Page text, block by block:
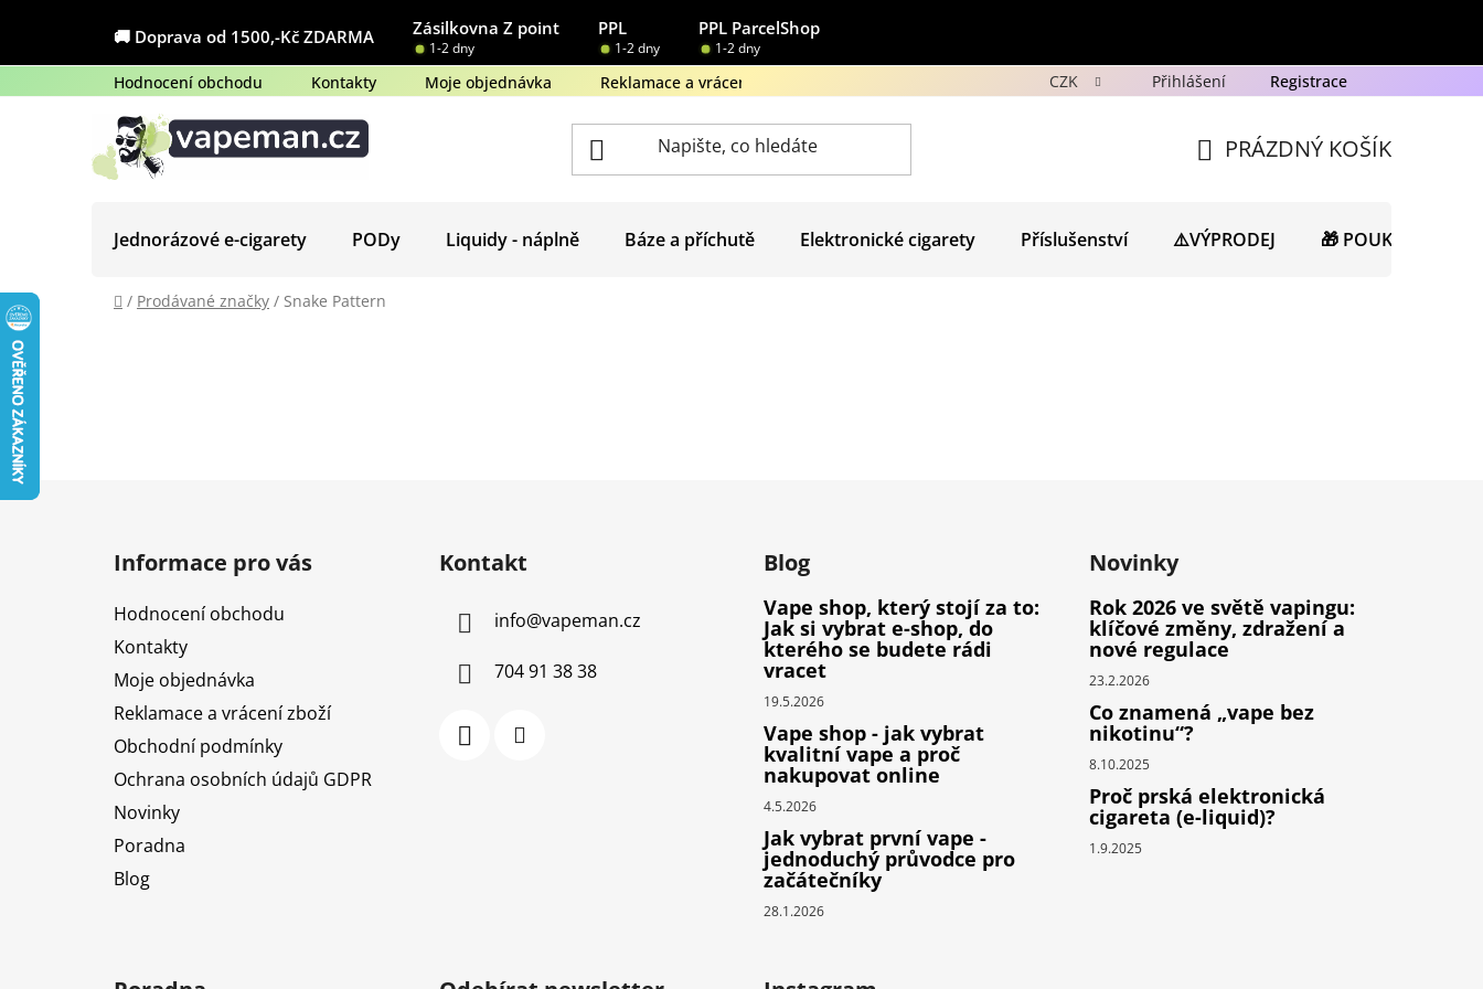
obsah
🚚 Doprava od 1500,-Kč ZDARMA Zásilkovna Z point PPL PPL ParcelShop
1-2 dny 1-2 dny 1-2 dny
Hodnocení obchodu Kontakty Moje objednávka Reklamace a vrácení zboží Ochrana osobních údajů GDPR Novinky
CZK Přihlášení Registrace
KOŠÍK
PRÁZDNÝ KOŠÍK
Jednorázové e-cigarety PODy Liquidy - náplně Báze a příchutě Elektronické cigarety Příslušenství ⚠️VÝPRODEJ 🎁 POUKAZY
Domů
/ Prodávané značky / Snake Pattern
Informace pro vás
Hodnocení obchodu
Kontakty
Moje objednávka
Reklamace a vrácení zboží
Obchodní podmínky
Ochrana osobních údajů GDPR
Novinky
Poradna
Blog
Kontakt
info@vapeman.cz
704 91 38 38
Blog
Vape shop, který stojí za to:
Jak si vybrat e-shop, do
kterého se budete rádi
vracet
19.5.2026
Vape shop - jak vybrat
kvalitní vape a proč
nakupovat online
4.5.2026
Jak vybrat první vape -
jednoduchý průvodce pro
začátečníky
28.1.2026
Novinky
Rok 2026 ve světě vapingu:
klíčové změny, zdražení a
nové regulace
23.2.2026
Co znamená „vape bez
nikotinu“?
8.10.2025
Proč prská elektronická
cigareta (e-liquid)?
1.9.2025